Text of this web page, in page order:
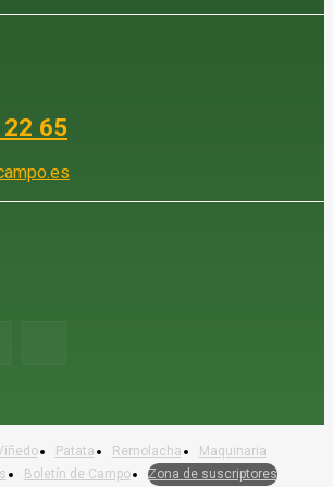
65
Patata Remolacha
Maquinaria
Boletín de Campo
Zona de suscriptores